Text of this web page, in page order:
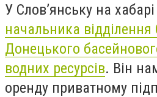
У Слов’янську на хабарі
начальника відділення
Донецького
водних ресурсів. Він
оренду приватному